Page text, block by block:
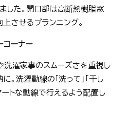
した。開口部は高断熱樹脂窓
させるプランニング。
コーナー
洗濯家事のスムーズさを重視し
。洗濯動線の「洗って」「干し
ートな動線で行えるよう配置し